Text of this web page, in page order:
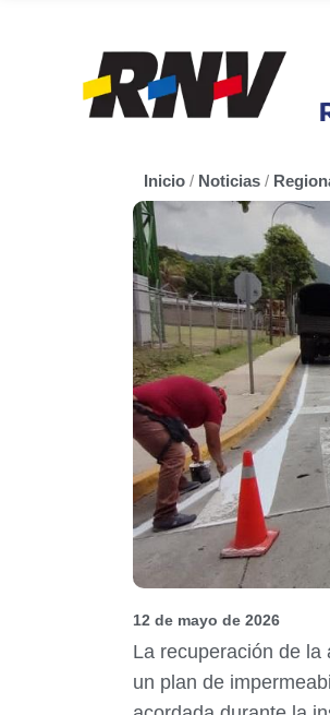
Inicio / Noticias /
12 de mayo de 2026
La recuperación de la
un plan de